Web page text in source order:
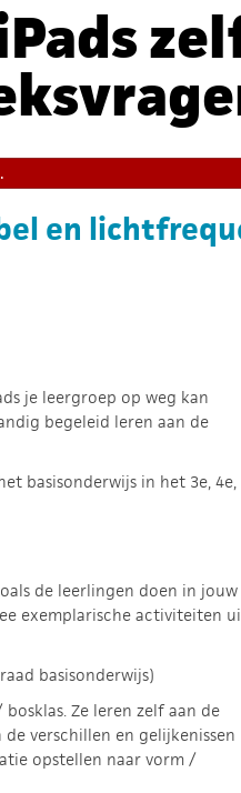
en
je leergroep op weg kan
begeleid leren aan de
basisonderwijs in het 3e, 4e,
de leerlingen doen in jouw
exemplarische activiteiten
basisonderwijs)
Ze leren zelf aan de
verschillen en gelijkenissen
opstellen naar vorm /